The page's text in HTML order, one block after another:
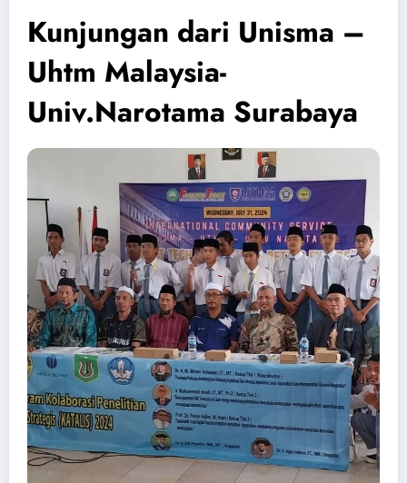
Kunjungan dari Unisma –
Uhtm Malaysia-
Univ.Narotama Surabaya